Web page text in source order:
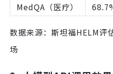
MedQA（医疗）
数据来源：斯坦福HELM评
场